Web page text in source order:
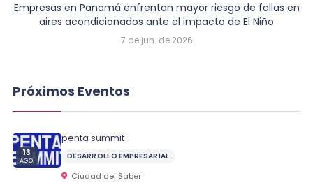
Empresas en Panamá enfrentan mayor riesgo de fallas en
aires acondicionados ante el impacto de El Niño
7 de jun. de 2026
Próximos Eventos
13
AGO.
penta summit
DESARROLLO EMPRESARIAL
Ciudad del Saber